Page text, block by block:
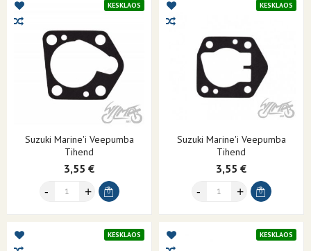
KESKLAOS
Suzuki Marine'i Veepumba
Tihend
3,55 €
KESKLAOS
Suzuki Marine'i Veepumba
Tihend
3,55 €
KESKLAOS KESKLAOS